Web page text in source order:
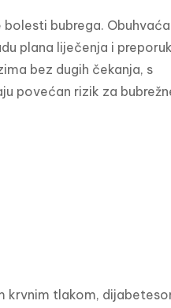
bubrega.
plana liječenja i
bez dugih čekanja, s
povećan rizik za
krvnim tlakom,